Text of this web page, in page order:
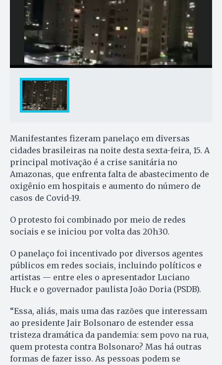
Manifestantes fizeram panelaço em diversas
cidades brasileiras na noite desta sexta-feira, 15. A
principal motivação é a crise sanitária no
Amazonas, que enfrenta falta de abastecimento de
oxigênio em hospitais e aumento do número de
casos de Covid-19.
O protesto foi combinado por meio de redes
sociais e se iniciou por volta das 20h30.
O panelaço foi incentivado por diversos agentes
públicos em redes sociais, incluindo políticos e
artistas — entre eles o apresentador Luciano
Huck e o governador paulista João Doria (PSDB).
“Essa, aliás, mais uma das razões que interessam
ao presidente Jair Bolsonaro de estender essa
tristeza dramática da pandemia: sem povo na rua,
quem protesta contra Bolsonaro? Mas há outras
formas de fazer isso. As pessoas podem se